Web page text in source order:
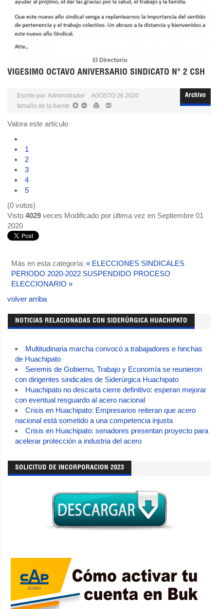
VIGESIMO OCTAVO ANIVERSARIO SINDICATO N° 2 CSH
Archivo
Escrito por Administrador
AGOSTO 26 2020
tamaño de la fuente
Valora este artículo
1
2
3
4
5
(0 votos)
Visto 4029 veces Modificado por última vez en Septiembre 01
2020
Más en esta categoría: « ELECCIONES SINDICALES
PERIODO 2020-2022 SUSPENDIDO PROCESO
ELECCIONARIO »
volver arriba
NOTICIAS RELACIONADAS CON SIDERÚRGICA HUACHIPATO
Multitudinaria marcha convocó a trabajadores e hinchas
de Huachipato
Seremis de Gobierno, Trabajo y Economía se reunieron
con dirigentes sindicales de Siderúrgica Huachipato
Huachipato no descarta cierre definitivo: esperan mejorar
con eventual resguardo al acero nacional
Crisis en Huachipato: Empresarios reiteran que acero
nacional está sometido a una competencia injusta
Crisis en Huachipato: senadores presentan proyecto para
acelerar protección a industria del acero
SOLICITUD DE INCORPORACION 2023